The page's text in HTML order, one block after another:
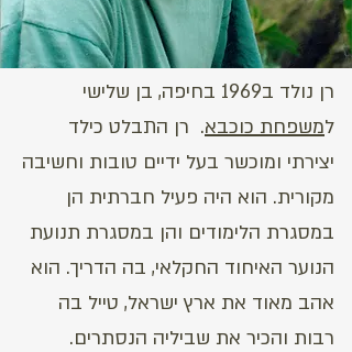
רן נולד ב1969 בחיפה, בן שלישי
למשפחת כוכבא. רן התבלט כילד
יצירתי ומוכשר בעל ידיים טובות וחשיבה
מקורית. הוא היה פעיל חברתית הן
במסגרת הלימודים והן במסגרת תנועת
הנוער האיחוד החקלאי, בה הדריך. הוא
אהב מאוד את ארץ ישראל, טייל בה
רבות והכיר את שביליה הנסתרים.